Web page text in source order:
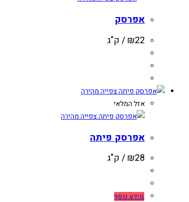
אפרסק
₪22 / ק"ג
צפייה מהירה
אזל המלאי
צפייה מהירה
אפרסק פיתה
₪28 / ק"ג
מידע נוסף